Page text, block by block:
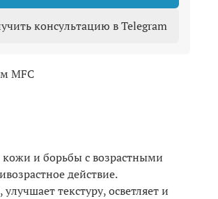
консультацию в Telegram
MFC
и борьбы с возрастными
действие.
текстуру, осветляет и